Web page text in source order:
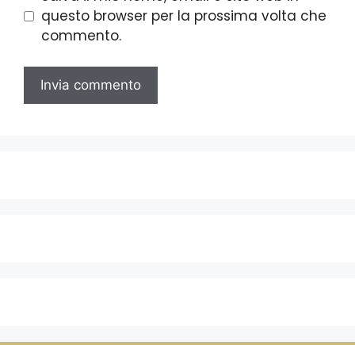
questo browser per la prossima volta che
commento.